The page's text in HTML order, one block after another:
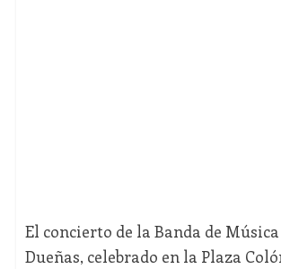
El concierto de la Banda de
Dueñas, celebrado en la Plaza